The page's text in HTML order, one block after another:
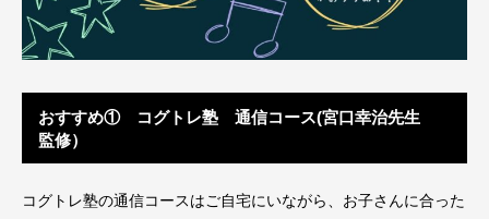
おすすめ① コグトレ塾 通信コース(宮口幸治先生
監修）
コグトレ塾の通信コースはご自宅にいながら、お子さんに合った